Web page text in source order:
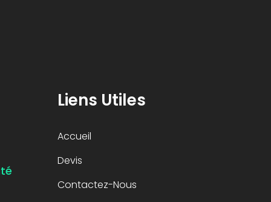
Liens Utiles
Accueil
Devis
Contactez-Nous